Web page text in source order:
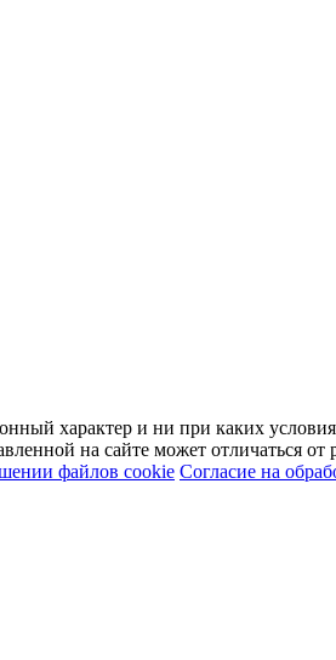
характер и ни при каких
на сайте может отличаться
файлов cookie Согласие на